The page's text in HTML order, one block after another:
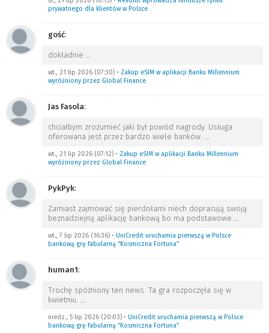
prywatnego dla klientów w Polsce
gość:
dokładnie
wt., 21 lip 2026 (07:30) • Zakup eSIM w aplikacji Banku Millennium
wyróżniony przez Global Finance
Jas Fasola:
chciałbym zrozumieć jaki był powód nagrody. Usługa
oferowana jest przez bardzo wiele banków.
wt., 21 lip 2026 (07:12) • Zakup eSIM w aplikacji Banku Millennium
wyróżniony przez Global Finance
PykPyk:
Zamiast zajmować się pierdołami niech dopracują swoją
beznadziejną aplikację bankową bo ma podstawowe
wt., 7 lip 2026 (16:36) • UniCredit uruchamia pierwszą w Polsce
bankową grę fabularną “Kosmiczna Fortuna”
human1:
Trochę spóźniony ten news. Ta gra rozpoczęła się w
kwietniu.
niedz., 5 lip 2026 (20:03) • UniCredit uruchamia pierwszą w Polsce
bankową grę fabularną “Kosmiczna Fortuna”